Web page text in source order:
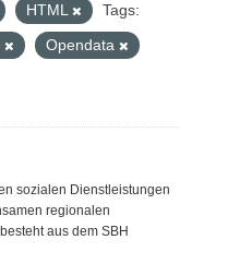
HTML
Tags:
Opendata
sozialen Dienstleistungen
regionalen
aus dem SBH